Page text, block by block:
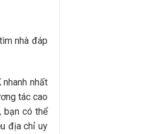
nhà đáp
nhất
tác cao
bạn có thể
địa chỉ uy